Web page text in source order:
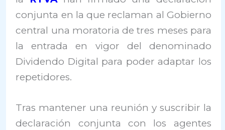
conjunta en la que reclaman al Gobierno
central una moratoria de tres meses para
la entrada en vigor del denominado
Dividendo Digital para poder adaptar los
repetidores.
Tras mantener una reunión y suscribir la
declaración conjunta con los agentes